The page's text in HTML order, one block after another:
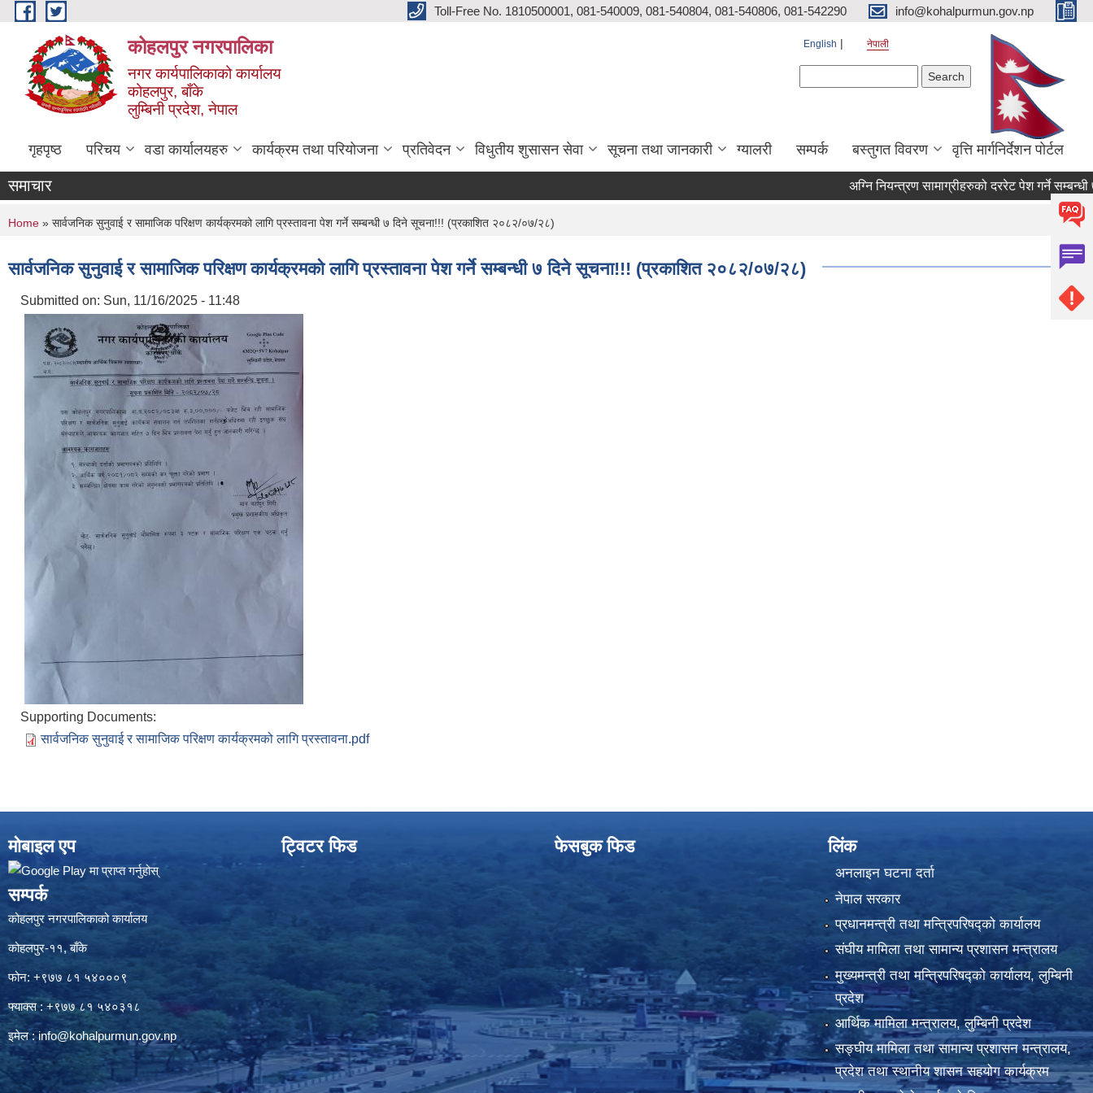
Skip to main content Toll-Free No. 1810500001, 081-540009, 081-540804, 081-540806, 081-542290 info@kohalpurmun.gov.np
कोहलपुर नगरपालिका
नगर कार्यपालिकाको कार्यालय
कोहलपुर, बाँके
लुम्बिनी प्रदेश, नेपाल
English नेपाली
गृहपृष्ठ परिचय वडा कार्यालयहरु कार्यक्रम तथा परियोजना प्रतिवेदन विधुतीय शुसासन सेवा सूचना तथा जानकारी ग्यालरी सम्पर्क बस्तुगत विवरण वृत्ति मार्गनिर्देशन पोर्टल
समाचार
You are here
Home » सार्वजनिक सुनुवाई र सामाजिक परिक्षण कार्यक्रमको लागि प्रस्तावना पेश गर्ने सम्बन्धी ७ दिने सूचना!!! (प्रकाशित २०८२/०७/२८)
सार्वजनिक सुनुवाई र सामाजिक परिक्षण कार्यक्रमको लागि प्रस्तावना पेश गर्ने सम्बन्धी ७ दिने सूचना!!! (प्रकाशित २०८२/०७/२८)
Submitted on: Sun, 11/16/2025 - 11:48
Supporting Documents:
सार्वजनिक सुनुवाई र सामाजिक परिक्षण कार्यक्रमको लागि प्रस्तावना.pdf
मोबाइल एप
सम्पर्क
कोहलपुर नगरपालिकाको कार्यालय
कोहलपुर-११, बाँके
फोन: +९७७ ८१ ५४०००९
फ्याक्स : +९७७ ८१ ५४०३१८
इमेल :info@kohalpurmun.gov.np
ट्विटर फिड फेसबुक फिड लिंक
अनलाइन घटना दर्ता
नेपाल सरकार
प्रधानमन्त्री तथा मन्त्रिपरिषद्को कार्यालय
संघीय मामिला तथा सामान्य प्रशासन मन्त्रालय
मुख्यमन्त्री तथा मन्त्रिपरिषद्को कार्यालय, लुम्बिनी
प्रदेश
आर्थिक मामिला मन्त्रालय, लुम्बिनी प्रदेश
सङ्घीय मामिला तथा सामान्य प्रशासन मन्त्रालय,
प्रदेश तथा स्थानीय शासन सहयोग कार्यक्रम